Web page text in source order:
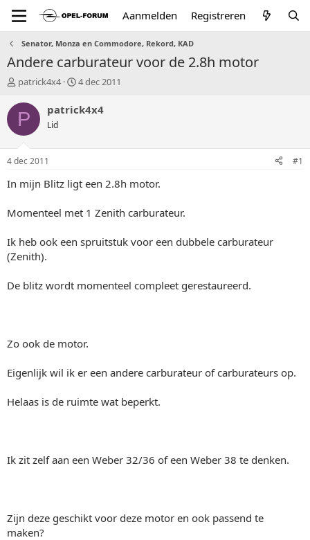
Aanmelden Registreren
Senator, Monza en Commodore, Rekord, KAD
Andere carburateur voor de 2.8h motor
T
p
t
a
r
r
patrick4x4
S
a
u
m
4 dec 2011
P patrick4x4
Lid
4 dec 2011 #1
In mijn Blitz ligt een 2.8h motor.
Momenteel met 1 Zenith carburateur.
Ik heb ook een spruitstuk voor een dubbele carburateur
(Zenith).
De blitz wordt momenteel compleet gerestaureerd.
Zo ook de motor.
Eigenlijk wil ik er een andere carburateur of carburateurs op.
Helaas is de ruimte wat beperkt.
Ik zit zelf aan een Weber 32/36 of een Weber 38 te denken.
Zijn deze geschikt voor deze motor en ook passend te
maken?